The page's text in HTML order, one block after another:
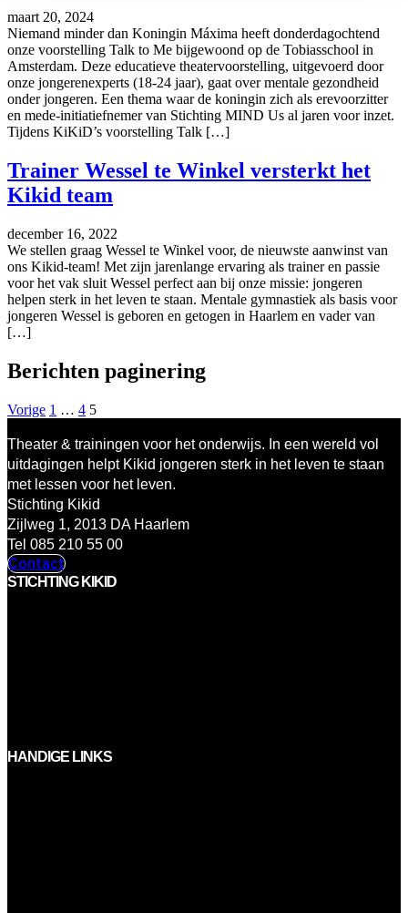
maart 20, 2024
Niemand minder dan Koningin Máxima heeft donderdagochtend
onze voorstelling Talk to Me bijgewoond op de Tobiasschool in
Amsterdam. Deze educatieve theatervoorstelling, uitgevoerd door
onze jongerenexperts (18-24 jaar), gaat over mentale gezondheid
onder jongeren. Een thema waar de koningin zich als erevoorzitter
en mede-initiatiefnemer van Stichting MIND Us al jaren voor inzet.
Tijdens KiKiD’s voorstelling Talk […]
Trainer Wessel te Winkel versterkt het
Kikid team
december 16, 2022
We stellen graag Wessel te Winkel voor, de nieuwste aanwinst van
ons Kikid-team! Met zijn jarenlange ervaring als trainer en passie
voor het vak sluit Wessel perfect aan bij onze missie: jongeren
helpen sterk in het leven te staan. Mentale gymnastiek als basis voor
jongeren Wessel is geboren en getogen in Haarlem en vader van
[…]
Berichten paginering
Vorige 1 … 4 5
Theater & trainingen voor het onderwijs. In een wereld vol
uitdagingen helpt Kikid jongeren sterk in het leven te staan
met lessen voor het leven.
Stichting Kikid
Zijlweg 1, 2013 DA Haarlem
Tel 085 210 55 00
Contact
STICHTING KIKID
HANDIGE LINKS